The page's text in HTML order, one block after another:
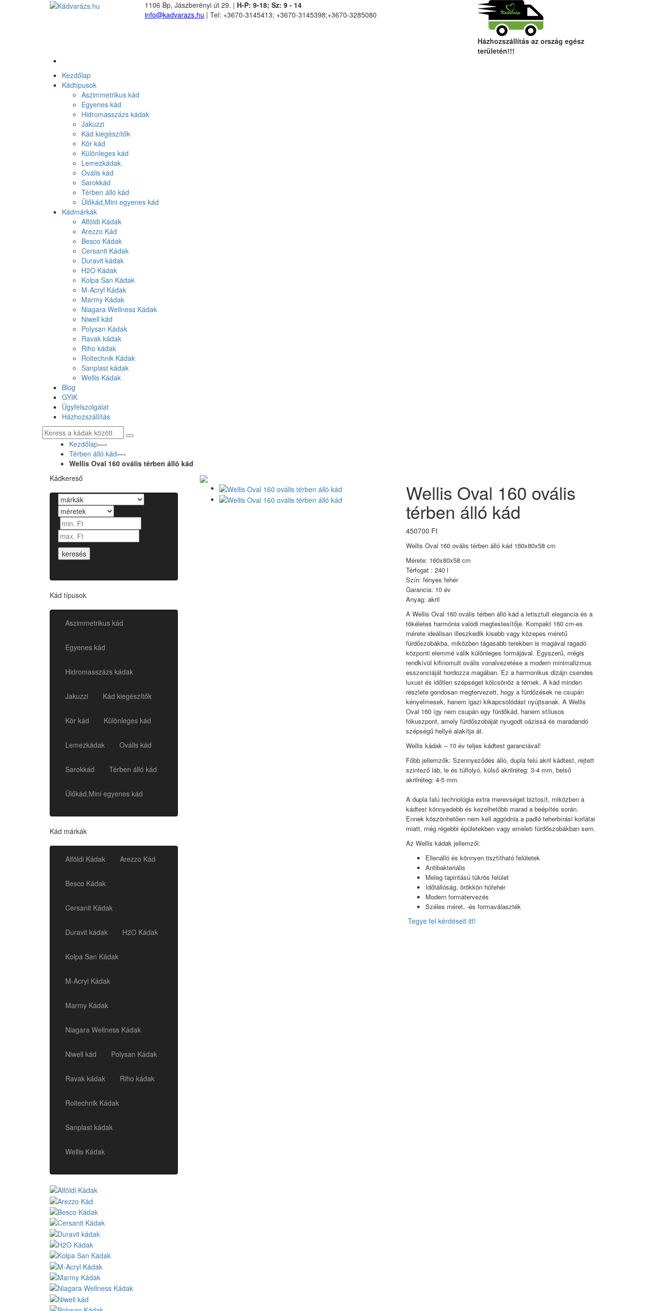
1106 Bp, Jászberényi út 29. | H-P: 9-18; Sz: 9 - 14
info@kadvarazs.hu | Tel: +3670-3145413; +3670-3145398;+3670-3285080
Házhozszállítás az ország egész
területén!!!
Kezdőlap
Kádtípusok
Aszimmetrikus kád
Egyenes kád
Hidromasszázs kádak
Jakuzzi
Kád kiegészítők
Kör kád
Különleges kád
Lemezkádak
Ovális kád
Sarokkád
Térben álló kád
Ülőkád,Mini egyenes kád
Kádmárkák
Alföldi Kádak
Arezzo Kád
Besco Kádak
Cersanit Kádak
Duravit kádak
H2O Kádak
Kolpa San Kádak
M-Acryl Kádak
Marmy Kádak
Niagara Wellness Kádak
Niwell kád
Polysan Kádak
Ravak kádak
Riho kádak
Roltechnik Kádak
Sanplast kádak
Wellis Kádak
Blog
GYIK
Ügyfélszolgálat
Házhozszállítás
Kezdőlap—›
Térben álló kád—›
Wellis Oval 160 ovális térben álló kád
Kádkereső
keresés
Kád típusok
Aszimmetrikus kád
Egyenes kád
Hidromasszázs kádak
Jakuzzi Kád kiegészítők
Kör kád Különleges kád
Lemezkádak Ovális kád
Sarokkád Térben álló kád
Ülőkád,Mini egyenes kád
Kád márkák
Alföldi Kádak Arezzo Kád
Besco Kádak
Cersanit Kádak
Duravit kádak H2O Kádak
Kolpa San Kádak
M-Acryl Kádak
Marmy Kádak
Niagara Wellness Kádak
Niwell kád Polysan Kádak
Ravak kádak Riho kádak
Roltechnik Kádak
Sanplast kádak
Wellis Kádak
Wellis Oval 160 ovális
térben álló kád
450700 Ft
Wellis Oval 160 ovális térben álló kád 160x80x58 cm
Mérete: 160x80x58 cm
Térfogat : 240 l
Szín: fényes fehér
Garancia: 10 év
Anyag: akril
A Wellis Oval 160 ovális térben álló kád a letisztult elegancia és a
tökéletes harmónia valódi megtestesítője. Kompakt 160 cm-es
mérete ideálisan illeszkedik kisebb vagy közepes méretű
fürdőszobákba, miközben tágasabb terekben is magával ragadó
központi elemmé válik különleges formájával. Egyszerű, mégis
rendkívül kifinomult ovális vonalvezetése a modern minimalizmus
esszenciáját hordozza magában. Ez a harmonikus dizájn csendes
luxust és időtlen szépséget kölcsönöz a térnek. A kád minden
részlete gondosan megtervezett, hogy a fürdőzések ne csupán
kényelmesek, hanem igazi kikapcsolódást nyújtsanak. A Wellis
Oval 160 így nem csupán egy fürdőkád, hanem stílusos
fókuszpont, amely fürdőszobáját nyugodt oázissá és maradandó
szépségű hellyé alakítja át.
Wellis kádak – 10 év teljes kádtest garanciával!
Főbb jellemzők: Szennyeződés álló, dupla felú akril kádtest, rejtett
szintező láb, le és túlfolyó, külső akrilréteg: 3-4 mm, belső
akrilréteg: 4-5 mm.
A dupla falú technológia extra merevséget biztosít, miközben a
kádtest könnyedebb és kezelhetőbb marad a beépítés során.
Ennek köszönhetően nem kell aggódnia a padló teherbírási korlátai
miatt, még régebbi épületekben vagy emeleti fürdőszobákban sem.
Az Wellis kádak jellemzői:
Ellenálló és könnyen tisztítható felületek
Antibakteriális
Meleg tapintású tükrös felület
Időtállóság, örökkön hófehér
Modern formatervezés
Széles méret, -és formaválaszték
Tegye fel kérdéseit itt!